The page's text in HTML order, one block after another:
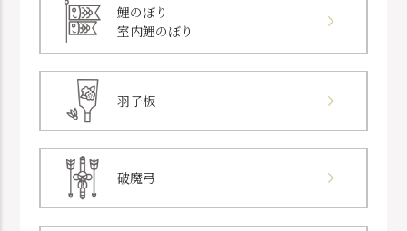
鯉のぼり
室内鯉のぼり
羽子板
破魔弓